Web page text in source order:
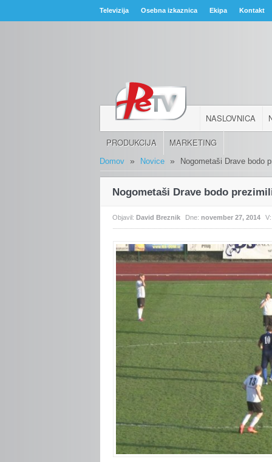
Televizija Osebna izkaznica Ekipa Kontakt
NASLOVNICA
PRODUKCIJA MARKETING
Domov » Novice » Nogometaši Drave bodo
Nogometaši Drave bodo
Objavil:David Breznik Dne:november 27, 2014